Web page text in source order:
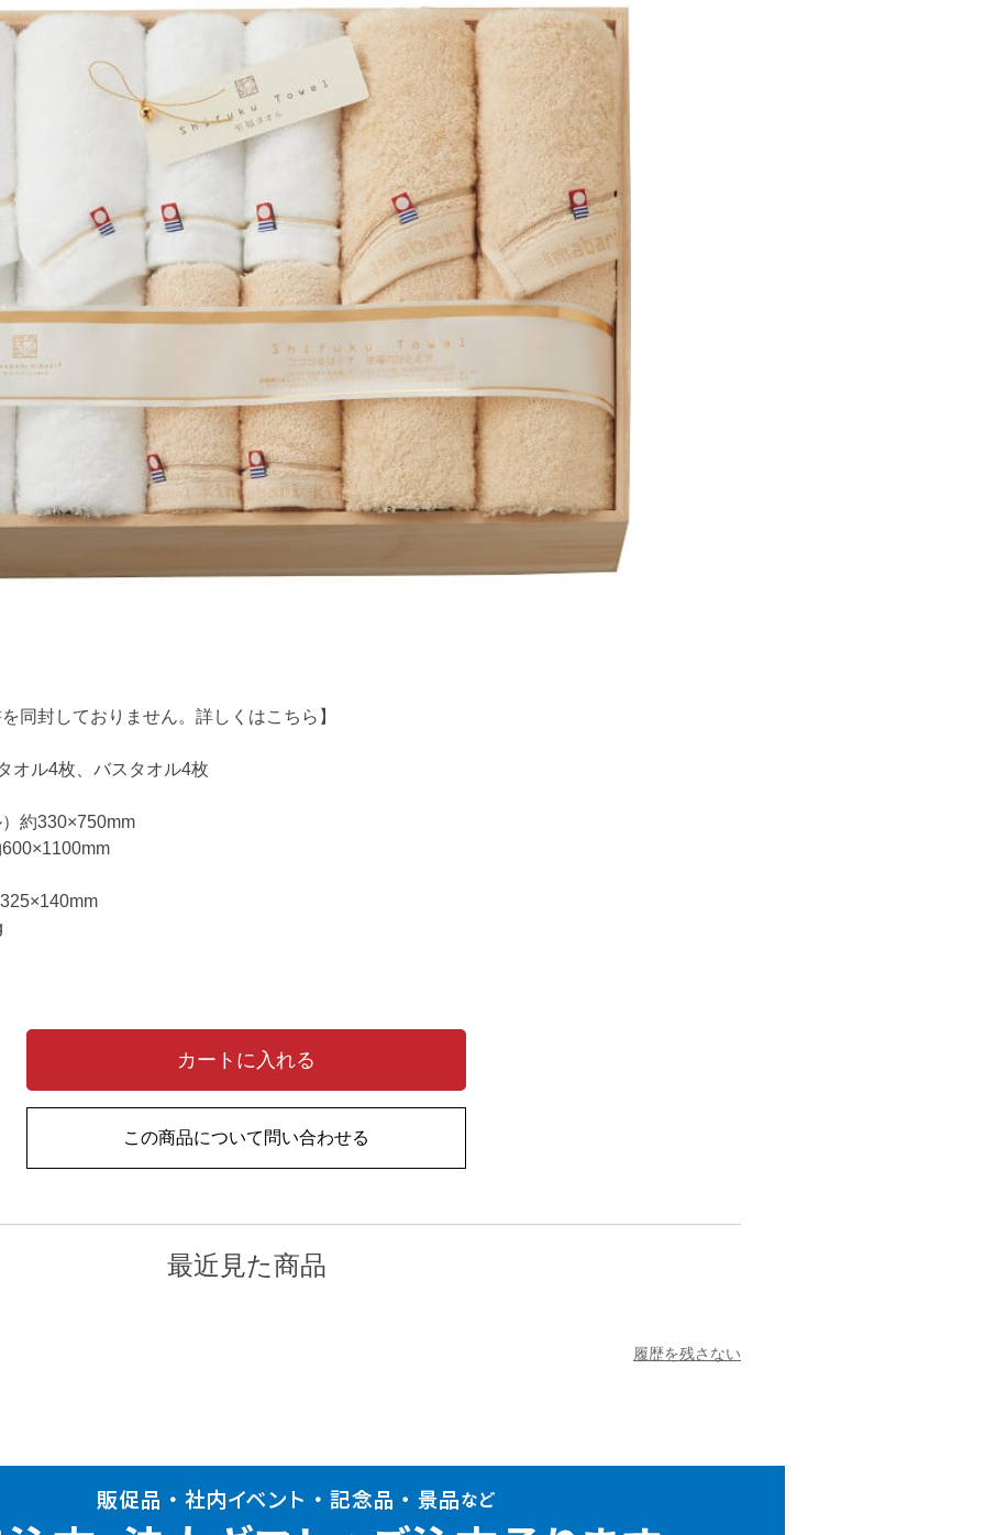
同封しておりません。詳しくはこちら 】
オル4枚、バスタオル4枚
約330×750mm
カートに入れる
この商品について問い合わせる
最近見た商品
履歴を残さない